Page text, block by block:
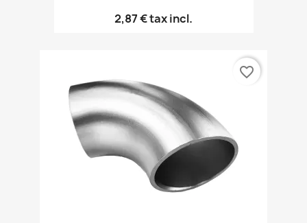
2,87 €tax incl.
favorite_border